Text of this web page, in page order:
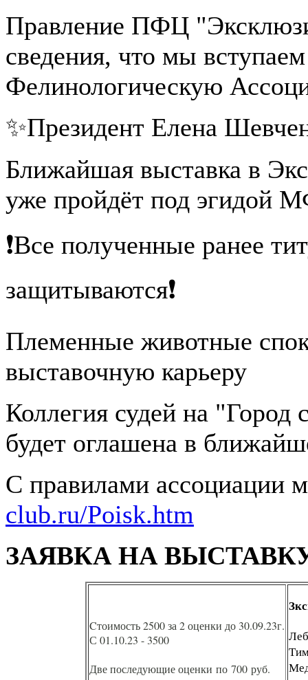
Правление ПФЦ
сведения, что мы
Фелинологическую
✨Президент Елена
Ближайшая выставка в
уже пройдёт под эгидой
❗Все полученные ранее
защитываются❗
Племенные животные
выставочную карьеру
Коллегия судей на "Город
будет оглашена в
С правилами ассоциации
club.ru/Poisk.htm
ЗАЯВКА НА
Cтоимость 2500 за 2 оценки до 30.09.23г.
С 01.10.23 - 3500
Две последующие оценки по 700 руб.